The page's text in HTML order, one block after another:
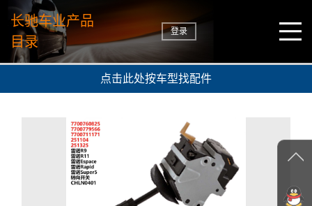
长驰车业产品
目录
登录
点击此处按车型找配件